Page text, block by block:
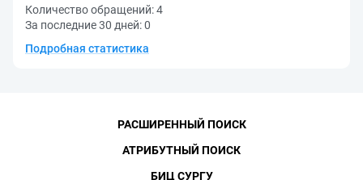
Количество обращений:4
За последние 30 дней:0
Подробная статистика
РАСШИРЕННЫЙ ПОИСК
АТРИБУТНЫЙ ПОИСК
БИЦ СУРГУ